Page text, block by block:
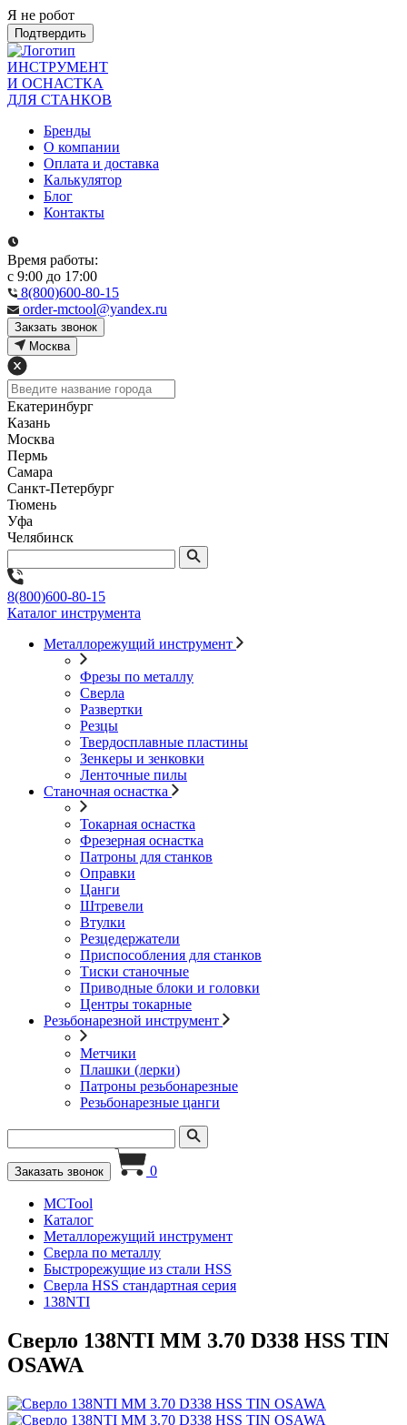
Я не робот
Подтвердить
ИНСТРУМЕНТ
И ОСНАСТКА
ДЛЯ СТАНКОВ
Бренды
О компании
Оплата и доставка
Калькулятор
Блог
Контакты
Время работы:
с 9:00 до 17:00
8(800)600-80-15
order-mctool@yandex.ru
Закзать звонок
Москва
Екатеринбург
Казань
Москва
Пермь
Самара
Санкт-Петербург
Тюмень
Уфа
Челябинск
8(800)600-80-15
Каталог инструмента
Металлорежущий инструмент
Фрезы по металлу
Сверла
Развертки
Резцы
Твердосплавные пластины
Зенкеры и зенковки
Ленточные пилы
Станочная оснастка
Токарная оснастка
Фрезерная оснастка
Патроны для станков
Оправки
Цанги
Штревели
Втулки
Резцедержатели
Приспособления для станков
Тиски станочные
Приводные блоки и головки
Центры токарные
Резьбонарезной инструмент
Метчики
Плашки (лерки)
Патроны резьбонарезные
Резьбонарезные цанги
Заказать звонок 0
MCTool
Каталог
Металлорежущий инструмент
Сверла по металлу
Быстрорежущие из стали HSS
Сверла HSS стандартная серия
138NTI
Сверло 138NTI MM 3.70 D338 HSS TIN
OSAWA